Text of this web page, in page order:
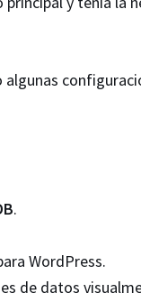
.
WordPress.
de datos